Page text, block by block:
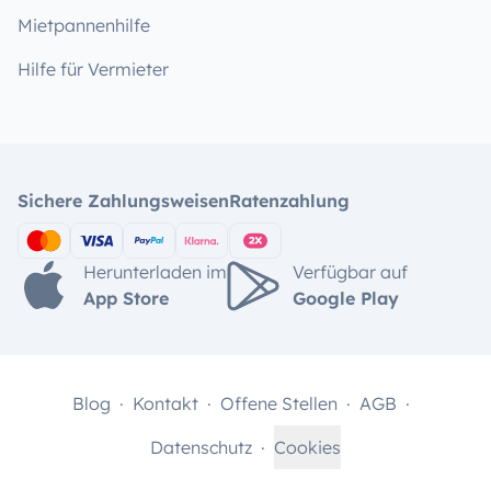
Mietpannenhilfe
Hilfe für Vermieter
Sichere ZahlungsweisenRatenzahlung
Herunterladen im
App Store
Verfügbar auf
Google Play
Blog Kontakt Offene Stellen
AGB
Datenschutz
Cookies